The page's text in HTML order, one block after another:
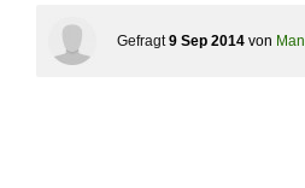
Gefragt 9 Sep 2014 von